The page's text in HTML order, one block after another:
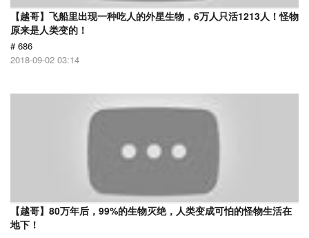
【越哥】飞船里出现一种吃人的外星生物，6万人只活1213人！怪物
原来是人类变的！
# 686
2018-09-02 03:14
【越哥】80万年后，99%的生物灭绝，人类变成可怕的怪物生活在
地下！